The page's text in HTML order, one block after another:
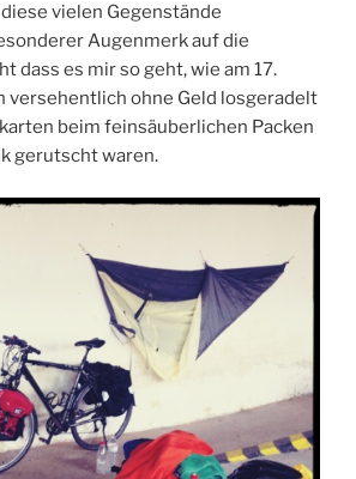
vielen Gegenstände
Augenmerk auf die
dass es mir so geht, wie am 17.
versehentlich ohne Geld losgeradelt
beim feinsäuberlichen Packen
gerutscht waren.